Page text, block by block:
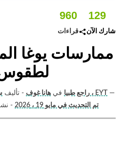
960
قراءات
129
شارك الآن
لطقوس
راجع طبيا في هانا غوف - تأليف سارة كلارك (خبير اليوغا) ، EYT
—
تم التحديث في مايو 19 ، 2026
-